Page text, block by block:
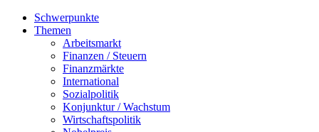
Schwerpunkte
Themen
Arbeitsmarkt
Finanzen / Steuern
Finanzmärkte
International
Sozialpolitik
Konjunktur / Wachstum
Wirtschaftspolitik